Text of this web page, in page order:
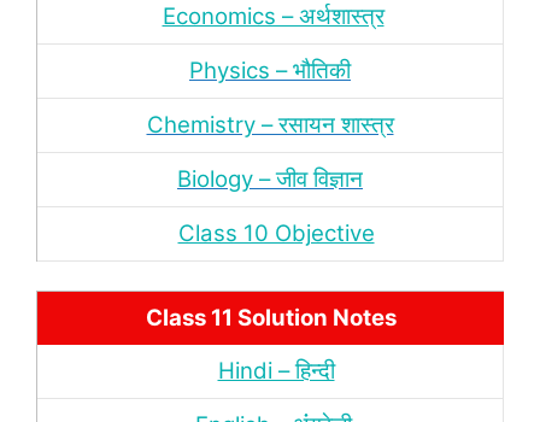
Economics – अर्थशास्‍त्र
Physics – भौतिकी
Chemistry – रसायन शास्‍त्र
Biology – जीव विज्ञान
Class 10 Objective
Class 11 Solution Notes
Hindi – हिन्‍दी